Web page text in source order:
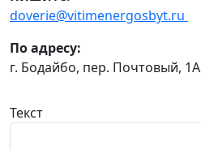
doverie@vitimenergosbyt.ru
По адресу:
г. Бодайбо, пер. Почтовый, 1А
Текст